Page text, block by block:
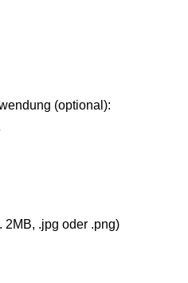
(optional):
2MB, .jpg oder .png)